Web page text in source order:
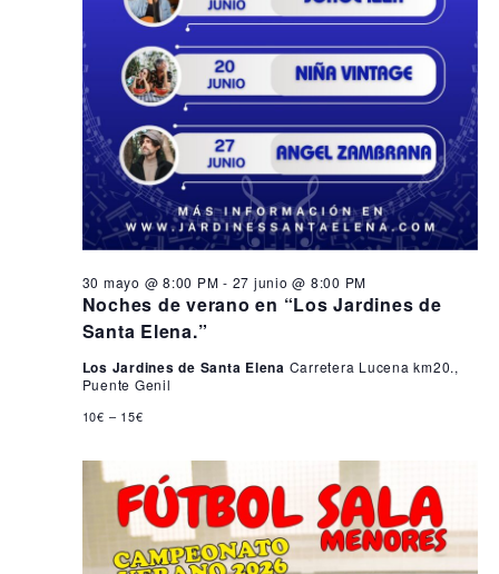
Noches de verano en “Los Jardines de
Santa Elena.”
30 mayo @ 8:00 PM - 27 junio @ 8:00 PM
Los Jardines de Santa Elena Carretera Lucena km20.,
Puente Genil
10€ – 15€